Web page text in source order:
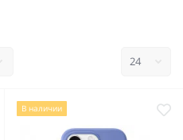
В наличии